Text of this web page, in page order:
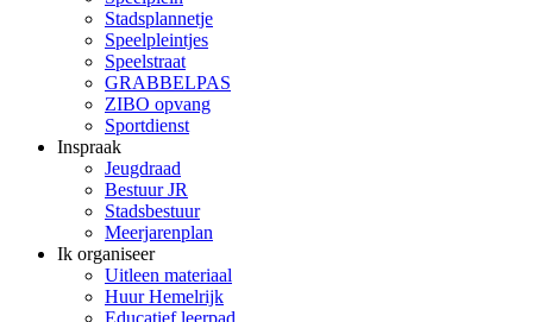
Stadsplannetje
Speelpleintjes
Speelstraat
GRABBELPAS
ZIBO opvang
Sportdienst
Inspraak
Jeugdraad
Bestuur JR
Stadsbestuur
Meerjarenplan
Ik organiseer
Uitleen materiaal
Huur Hemelrijk
Educatief leerpad